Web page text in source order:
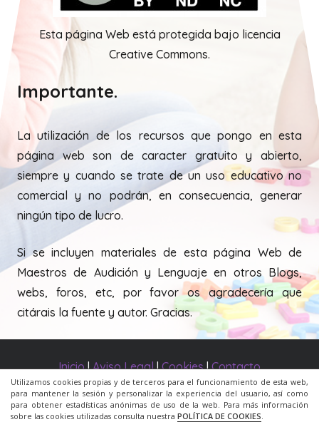
Utilizamos cookies propias y de terceros para el funcionamiento de esta web,
para mantener la sesión y personalizar la experiencia del usuario, así como
para obtener estadísticas anónimas de uso de la web. Para más información
sobre las cookies utilizadas consulta nuestra POLÍTICA DE COOKIES.
Esta página Web está protegida bajo licencia
Creative Commons.
Importante.
La utilización de los recursos que pongo en esta
página web son de caracter gratuito y abierto,
siempre y cuando se trate de un uso educativo no
comercial y no podrán, en consecuencia, generar
ningún tipo de lucro.
Si se incluyen materiales de esta página Web de
Maestros de Audición y Lenguaje en otros Blogs,
webs, foros, etc, por favor os agradecería que
citárais la fuente y autor. Gracias.
Inicio|Aviso Legal|Cookies|Contacto
© 2020 Todos los derechos reservados. Una web de